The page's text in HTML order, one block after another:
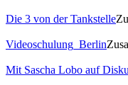
Die 3 von der Tankstelle
Videoschulung_Berlin
Mit Sascha Lobo auf